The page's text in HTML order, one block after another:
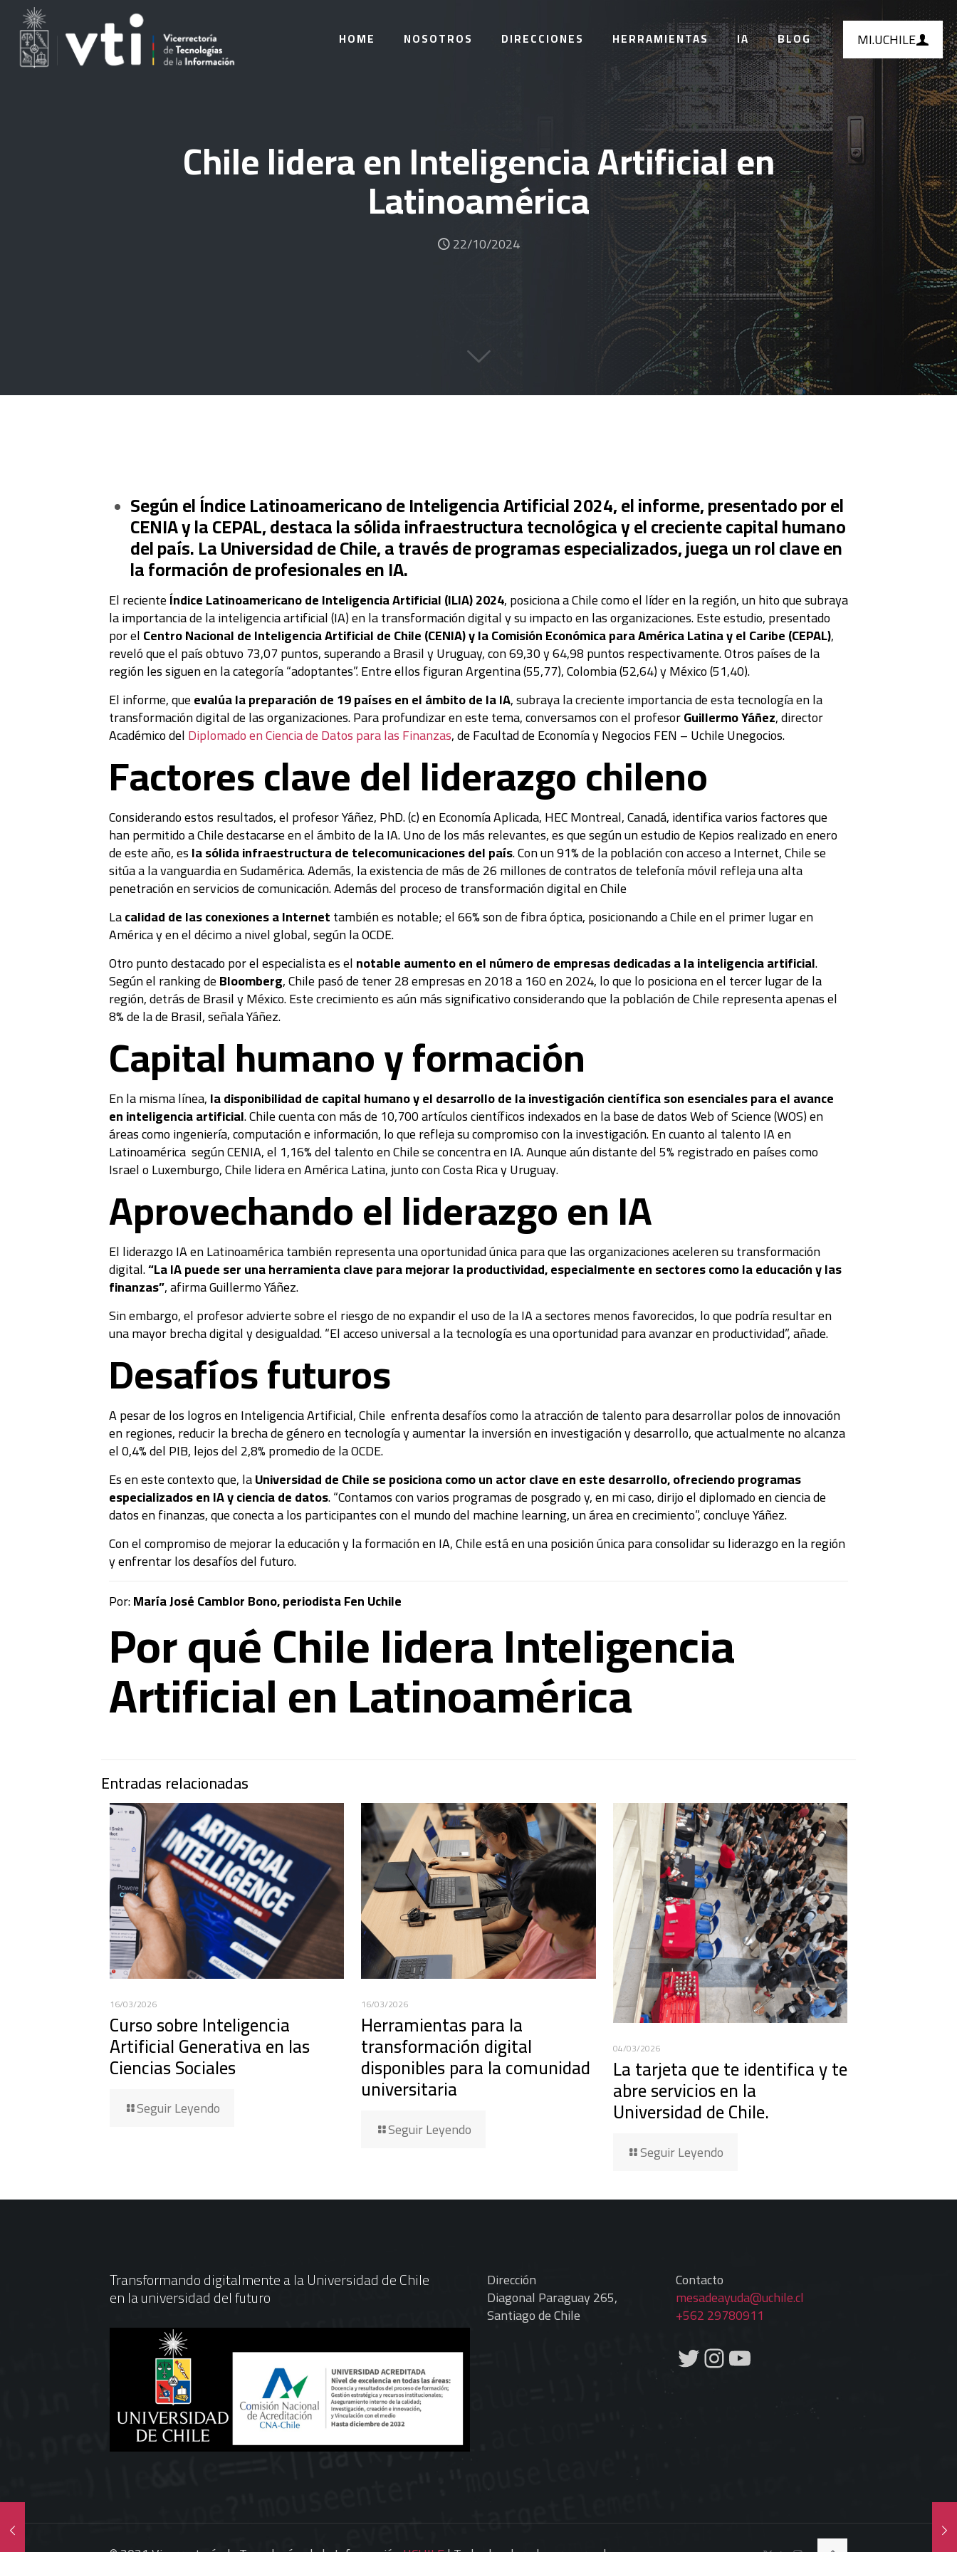
HOME NOSOTROS DIRECCIONES HERRAMIENTAS IA BLOG MI.UCHILE
Chile lidera en Inteligencia Artificial en
Latinoamérica
22/10/2024
Según el Índice Latinoamericano de Inteligencia Artificial 2024, el informe, presentado por el
CENIA y la CEPAL, destaca la sólida infraestructura tecnológica y el creciente capital humano
del país. La Universidad de Chile, a través de programas especializados, juega un rol clave en
la formación de profesionales en IA.
El recienteÍndice Latinoamericano de Inteligencia Artificial (ILIA) 2024, posiciona a Chile como el líder en la región, un hito que subraya
la importancia de la inteligencia artificial (IA) en la transformación digital y su impacto en las organizaciones. Este estudio, presentado
por elCentro Nacional de Inteligencia Artificial de Chile (CENIA) y la Comisión Económica para América Latina y el Caribe (CEPAL),
reveló que el país obtuvo 73,07 puntos, superando a Brasil y Uruguay, con 69,30 y 64,98 puntos respectivamente. Otros países de la
región les siguen en la categoría “adoptantes”. Entre ellos figuran Argentina (55,77), Colombia (52,64) y México (51,40).
El informe, queevalúa la preparación de 19 países en el ámbito de la IA, subraya la creciente importancia de esta tecnología en la
transformación digital de las organizaciones. Para profundizar en este tema, conversamos con el profesorGuillermo Yáñez, director
Académico delDiplomado en Ciencia de Datos para las Finanzas, de Facultad de Economía y Negocios FEN – Uchile Unegocios.
Factores clave del liderazgo chileno
Considerando estos resultados, el profesor Yáñez, PhD. (c) en Economía Aplicada, HEC Montreal, Canadá, identifica varios factores que
han permitido a Chile destacarse en el ámbito de la IA. Uno de los más relevantes, es que según un estudio de Kepios realizado en enero
de este año, esla sólida infraestructura de telecomunicaciones del país. Con un 91% de la población con acceso a Internet, Chile se
sitúa a la vanguardia en Sudamérica. Además, la existencia de más de 26 millones de contratos de telefonía móvil refleja una alta
penetración en servicios de comunicación. Además del proceso de transformación digital en Chile
Lacalidad de las conexiones a Internettambién es notable; el 66% son de fibra óptica, posicionando a Chile en el primer lugar en
América y en el décimo a nivel global, según la OCDE.
Otro punto destacado por el especialista es elnotable aumento en el número de empresas dedicadas a la inteligencia artificial.
Según el ranking deBloomberg, Chile pasó de tener 28 empresas en 2018 a 160 en 2024, lo que lo posiciona en el tercer lugar de la
región, detrás de Brasil y México. Este crecimiento es aún más significativo considerando que la población de Chile representa apenas el
8% de la de Brasil, señala Yáñez.
Capital humano y formación
En la misma línea,la disponibilidad de capital humano y el desarrollo de la investigación científica son esenciales para el avance
en inteligencia artificial. Chile cuenta con más de 10,700 artículos científicos indexados en la base de datos Web of Science (WOS) en
áreas como ingeniería, computación e información, lo que refleja su compromiso con la investigación. En cuanto al talento IA en
Latinoamérica según CENIA, el 1,16% del talento en Chile se concentra en IA. Aunque aún distante del 5% registrado en países como
Israel o Luxemburgo, Chile lidera en América Latina, junto con Costa Rica y Uruguay.
Aprovechando el liderazgo en IA
El liderazgo IA en Latinoamérica también representa una oportunidad única para que las organizaciones aceleren su transformación
digital.“La IA puede ser una herramienta clave para mejorar la productividad, especialmente en sectores como la educación y las
finanzas”, afirma Guillermo Yáñez.
Sin embargo, el profesor advierte sobre el riesgo de no expandir el uso de la IA a sectores menos favorecidos, lo que podría resultar en
una mayor brecha digital y desigualdad. “El acceso universal a la tecnología es una oportunidad para avanzar en productividad”, añade.
Desafíos futuros
A pesar de los logros en Inteligencia Artificial, Chile enfrenta desafíos como la atracción de talento para desarrollar polos de innovación
en regiones, reducir la brecha de género en tecnología y aumentar la inversión en investigación y desarrollo, que actualmente no alcanza
el 0,4% del PIB, lejos del 2,8% promedio de la OCDE.
Es en este contexto que, laUniversidad de Chile se posiciona como un actor clave en este desarrollo, ofreciendo programas
especializados en IA y ciencia de datos. “Contamos con varios programas de posgrado y, en mi caso, dirijo el diplomado en ciencia de
datos en finanzas, que conecta a los participantes con el mundo del machine learning, un área en crecimiento”, concluye Yáñez.
Con el compromiso de mejorar la educación y la formación en IA, Chile está en una posición única para consolidar su liderazgo en la región
y enfrentar los desafíos del futuro.
Por:María José Camblor Bono, periodista Fen Uchile
Por qué Chile lidera Inteligencia
Artificial en Latinoamérica
Entradas relacionadas
16/03/2026
Curso sobre Inteligencia
Artificial Generativa en las
Ciencias Sociales
Seguir Leyendo
16/03/2026
Herramientas para la
transformación digital
disponibles para la comunidad
universitaria
Seguir Leyendo
04/03/2026
La tarjeta que te identifica y te
abre servicios en la
Universidad de Chile.
Seguir Leyendo
Transformando digitalmente a la Universidad de Chile
en la universidad del futuro
Dirección
Diagonal Paraguay 265,
Santiago de Chile
Contacto
mesadeayuda@uchile.cl
+562 29780911
Twitter
Instagram
YouTube